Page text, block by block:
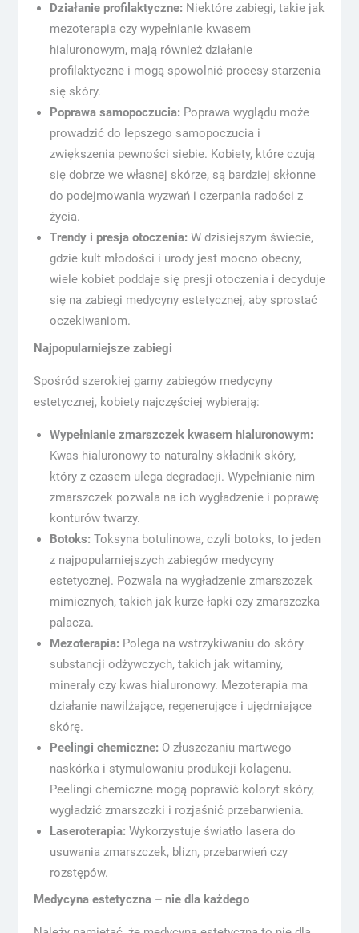
Działanie profilaktyczne: Niektóre zabiegi, takie jak
mezoterapia czy wypełnianie kwasem
hialuronowym, mają również działanie
profilaktyczne i mogą spowolnić procesy starzenia
się skóry.
Poprawa samopoczucia: Poprawa wyglądu może
prowadzić do lepszego samopoczucia i
zwiększenia pewności siebie. Kobiety, które czują
się dobrze we własnej skórze, są bardziej skłonne
do podejmowania wyzwań i czerpania radości z
życia.
Trendy i presja otoczenia: W dzisiejszym świecie,
gdzie kult młodości i urody jest mocno obecny,
wiele kobiet poddaje się presji otoczenia i decyduje
się na zabiegi medycyny estetycznej, aby sprostać
oczekiwaniom.
Najpopularniejsze zabiegi
Spośród szerokiej gamy zabiegów medycyny
estetycznej, kobiety najczęściej wybierają:
Wypełnianie zmarszczek kwasem hialuronowym:
Kwas hialuronowy to naturalny składnik skóry,
który z czasem ulega degradacji. Wypełnianie nim
zmarszczek pozwala na ich wygładzenie i poprawę
konturów twarzy.
Botoks: Toksyna botulinowa, czyli botoks, to jeden
z najpopularniejszych zabiegów medycyny
estetycznej. Pozwala na wygładzenie zmarszczek
mimicznych, takich jak kurze łapki czy zmarszczka
palacza.
Mezoterapia: Polega na wstrzykiwaniu do skóry
substancji odżywczych, takich jak witaminy,
minerały czy kwas hialuronowy. Mezoterapia ma
działanie nawilżające, regenerujące i ujędrniające
skórę.
Peelingi chemiczne: O złuszczaniu martwego
naskórka i stymulowaniu produkcji kolagenu.
Peelingi chemiczne mogą poprawić koloryt skóry,
wygładzić zmarszczki i rozjaśnić przebarwienia.
Laseroterapia: Wykorzystuje światło lasera do
usuwania zmarszczek, blizn, przebarwień czy
rozstępów.
Medycyna estetyczna – nie dla każdego